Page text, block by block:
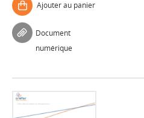
Ajouter au panier
Document
numérique